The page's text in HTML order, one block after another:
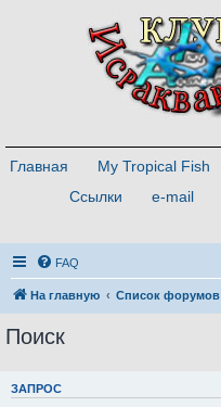
Главная My Tropical Fish
Ссылки
e-mail
FAQ
На главную Список форумов
Поиск
ЗАПРОС